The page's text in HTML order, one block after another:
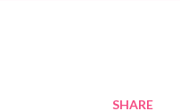
SHARE